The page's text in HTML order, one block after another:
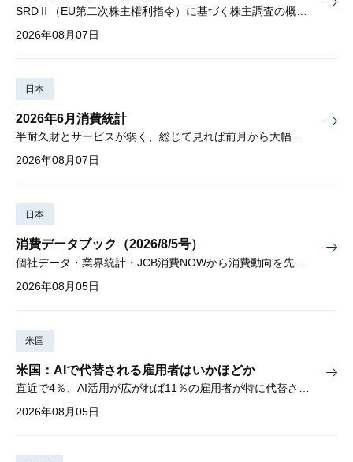
2026年08月07日
日本
2026年6月消費統計
半耐久財とサービスが弱く、総じて見れば前月から大幅に減少
2026年08月07日
日本
消費データブック（2026/8/5号）
2026年08月05日
米国
米国：AIで代替される雇用者はいかほどか
直近で4％、AI活用が広がれば11％の雇用者が特に代替されやすい
2026年08月05日